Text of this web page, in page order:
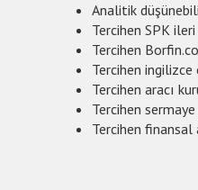
Analitik
Tercihen SPK
Tercihen
Tercihen
Tercihen aracı
Tercihen
Tercihen finansal